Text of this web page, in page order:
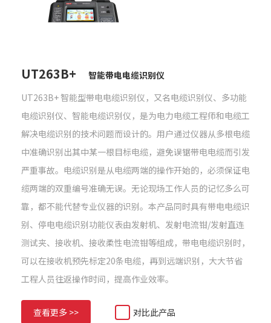
UT263B+
智能带电电缆识别仪
UT263B+ 智能型带电电缆识别仪，又名电缆识别仪、多功能
电缆识别仪、智能电缆识别仪，是为电力电缆工程师和电缆工
解决电缆识别的技术问题而设计的。用户通过仪器从多根电缆
中准确识别出其中某一根目标电缆，避免误锯带电电缆而引发
严重事故。电缆识别是从电缆两端的操作开始的，必须保证电
缆两端的双重编号准确无误。无论现场工作人员的记忆多么可
靠，都不能代替专业仪器的识别。本产品同时具有带电电缆识
别、停电电缆识别功能仪表由发射机、发射电流钳/发射直连
测试夹、接收机、接收柔性电流钳等组成，带电电缆识别时，
可以在接收机预先标定20条电缆，再到远端识别，大大节省
工程人员往返操作时间，提高作业效率。
查看更多 >> 对比此产品